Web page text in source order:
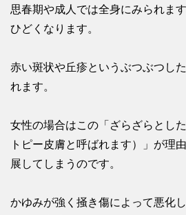
思春期や成人では全身にみられま
ひどくなります。
赤い斑状や丘疹というぶつぶつし
れます。
女性の場合はこの「ざらざらとし
トピー皮膚と呼ばれます）」が理
展してしまうのです。
かゆみが強く掻き傷によって悪化